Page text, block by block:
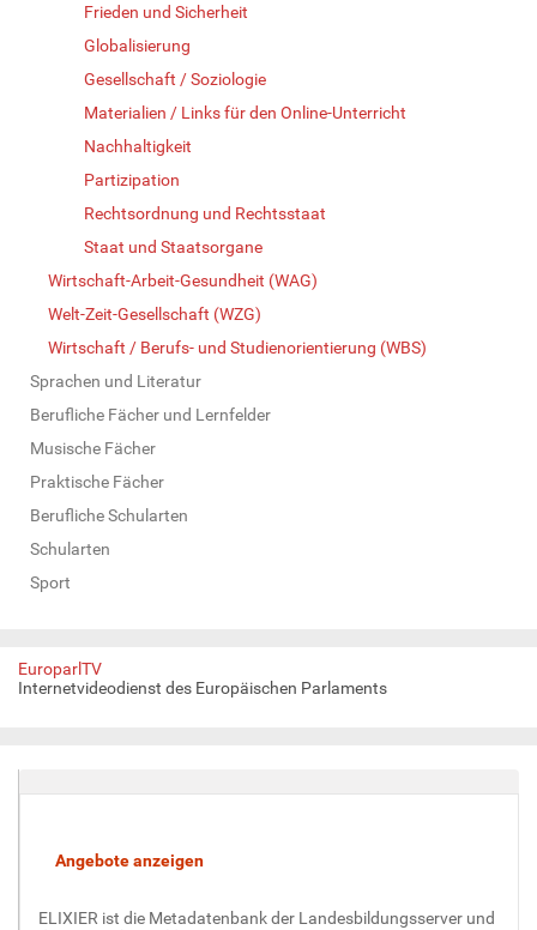
Frieden und Sicherheit
Globalisierung
Gesellschaft / Soziologie
Materialien / Links für den Online-Unterricht
Nachhaltigkeit
Partizipation
Rechtsordnung und Rechtsstaat
Staat und Staatsorgane
Wirtschaft-Arbeit-Gesundheit (WAG)
Welt-Zeit-Gesellschaft (WZG)
Wirtschaft / Berufs- und Studienorientierung (WBS)
Sprachen und Literatur
Berufliche Fächer und Lernfelder
Musische Fächer
Praktische Fächer
Berufliche Schularten
Schularten
Sport
EuroparlTV
Internetvideodienst des Europäischen Parlaments
ELIXIER ist die Metadatenbank der Landesbildungsserver und